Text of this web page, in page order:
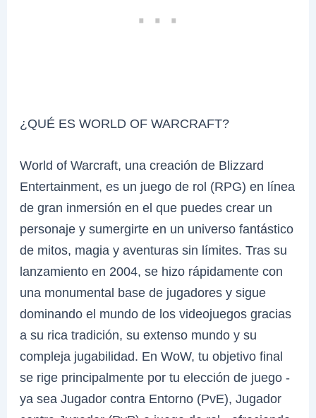
¿QUÉ ES WORLD OF WARCRAFT?
World of Warcraft, una creación de Blizzard
Entertainment, es un juego de rol (RPG) en línea
de gran inmersión en el que puedes crear un
personaje y sumergirte en un universo fantástico
de mitos, magia y aventuras sin límites. Tras su
lanzamiento en 2004, se hizo rápidamente con
una monumental base de jugadores y sigue
dominando el mundo de los videojuegos gracias
a su rica tradición, su extenso mundo y su
compleja jugabilidad. En WoW, tu objetivo final
se rige principalmente por tu elección de juego -
ya sea Jugador contra Entorno (PvE), Jugador